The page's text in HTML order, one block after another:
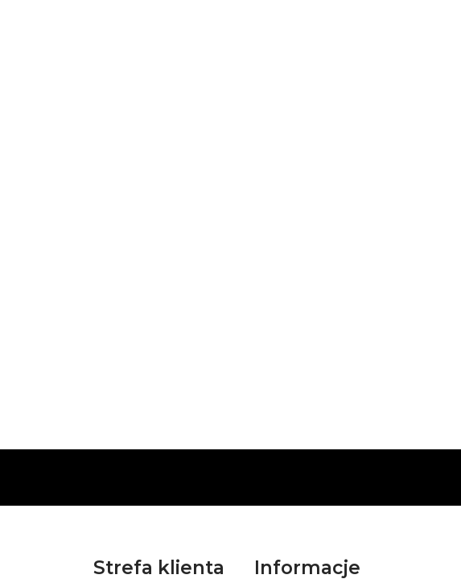
Strefa klienta Informacje